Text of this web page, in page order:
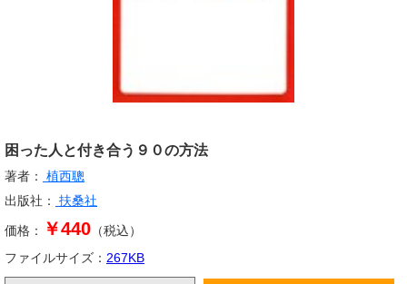
困った人と付き合う９０の方法
著者：
植西聰
出版社：
扶桑社
価格： ￥440 （税込）
ファイルサイズ： 267KB